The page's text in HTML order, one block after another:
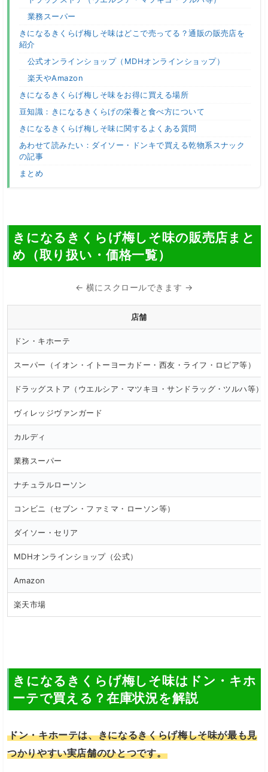
業務スーパー
きになるきくらげ梅しそ味はどこで売ってる？通販の販売店を
紹介
公式オンラインショップ（MDHオンラインショップ）
楽天やAmazon
きになるきくらげ梅しそ味をお得に買える場所
豆知識：きになるきくらげの栄養と食べ方について
きになるきくらげ梅しそ味に関するよくある質問
あわせて読みたい：ダイソー・ドンキで買える乾物系スナック
の記事
まとめ
きになるきくらげ梅しそ味の販売店まと
め（取り扱い・価格一覧）
← 横にスクロールできます →
店舗
ドン・キホーテ
スーパー（イオン・イトーヨーカドー・西友・ライフ・ロピア等）
ドラッグストア（ウエルシア・マツキヨ・サンドラッグ・ツルハ等）
ヴィレッジヴァンガード
カルディ
業務スーパー
ナチュラルローソン
コンビニ（セブン・ファミマ・ローソン等）
ダイソー・セリア
MDHオンラインショップ（公式）
Amazon
楽天市場
きになるきくらげ梅しそ味はドン・キホ
ーテで買える？在庫状況を解説
ドン・キホーテは、きになるきくらげ梅しそ味が最も見
つかりやすい実店舗のひとつです。